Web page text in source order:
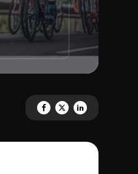
Partagez 'Le sport ultramarin
Partagez 'Le sport
Partagez 'Le sport